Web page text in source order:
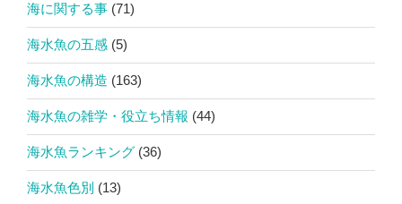
海に関する事 (71)
海水魚の五感 (5)
海水魚の構造 (163)
海水魚の雑学・役立ち情報 (44)
海水魚ランキング (36)
海水魚色別 (13)